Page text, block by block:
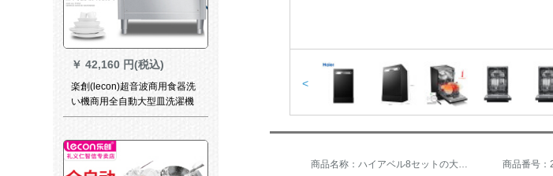
￥ 42,160 円(税込)
楽創(lecon)超音波商用食器洗
い機商用全自動大型皿洗濯機
洗濯機洗濯機レプトン厨房清
<
商品名称：ハイアベル8セットの大容量食器洗い機80℃高温除菌消毒乾燥組込み全自動家庭用食器洗い機HW 8-1718 商品番号